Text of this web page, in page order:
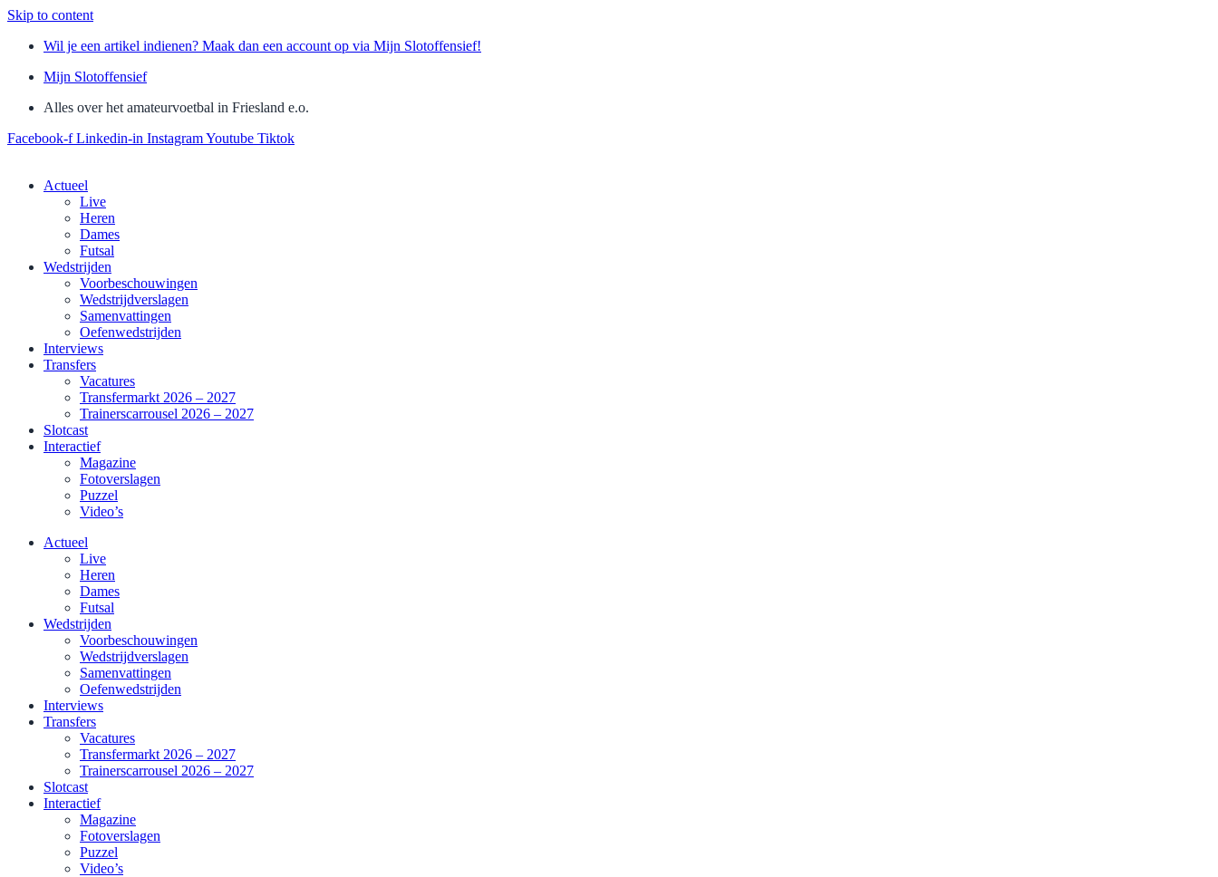
Skip to content
Wil je een artikel indienen? Maak dan een account op via Mijn Slotoffensief!
Mijn Slotoffensief
Alles over het amateurvoetbal in Friesland e.o.
Facebook-f Linkedin-in InstagramYoutube Tiktok
Actueel
Live
Heren
Dames
Futsal
Wedstrijden
Voorbeschouwingen
Wedstrijdverslagen
Samenvattingen
Oefenwedstrijden
Interviews
Transfers
Vacatures
Transfermarkt 2026 – 2027
Trainerscarrousel 2026 – 2027
Slotcast
Interactief
Magazine
Fotoverslagen
Puzzel
Video’s
Actueel
Live
Heren
Dames
Futsal
Wedstrijden
Voorbeschouwingen
Wedstrijdverslagen
Samenvattingen
Oefenwedstrijden
Interviews
Transfers
Vacatures
Transfermarkt 2026 – 2027
Trainerscarrousel 2026 – 2027
Slotcast
Interactief
Magazine
Fotoverslagen
Puzzel
Video’s